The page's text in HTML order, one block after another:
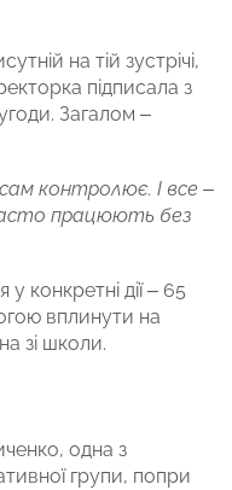
на тій зустрічі,
підписала з
Загалом –
контролює. І все –
працюють без
конкретні дії – 65
вплинути на
зі школи.
одна з
групи, попри